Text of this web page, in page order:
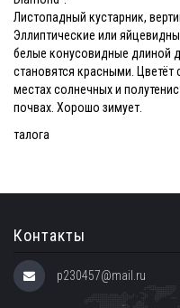
Листопадный кустарник,
Эллиптические или
белые конусовидные длиной
становятся красными. Цветёт
местах солнечных и
почвах. Хорошо зимует.
талога
Контакты
p230457@mail.ru